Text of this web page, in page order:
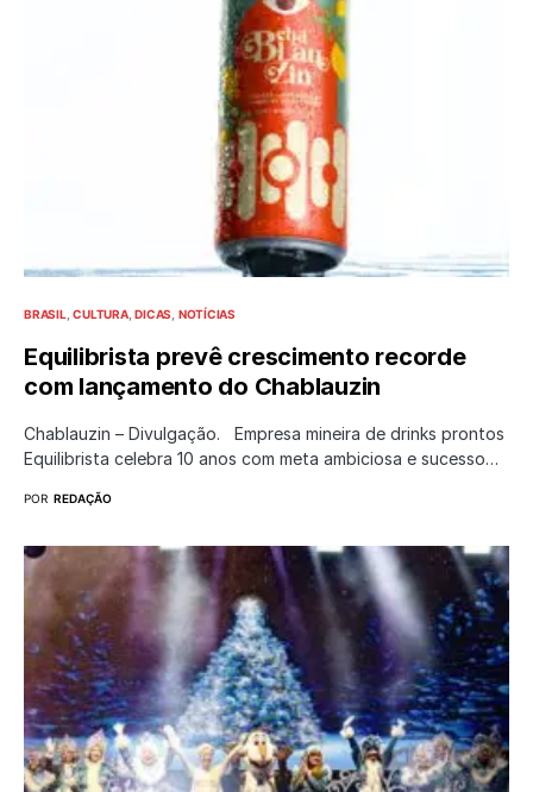
BRASIL CULTURA DICAS NOTÍCIAS
Equilibrista prevê crescimento recorde
com lançamento do Chablauzin
Chablauzin – Divulgação. Empresa mineira de drinks prontos
Equilibrista celebra 10 anos com meta ambiciosa e sucesso…
POR REDAÇÃO